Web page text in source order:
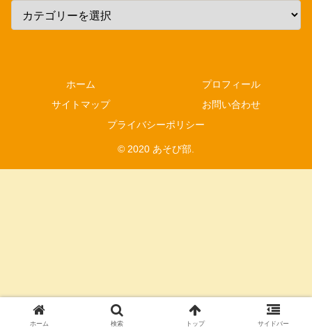
ホーム
プロフィール
サイトマップ
お問い合わせ
プライバシーポリシー
© 2020 あそび部.
ホーム 検索 トップ サイドバー